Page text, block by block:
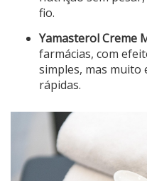
fio.
Yamasterol Creme
farmácias, com
simples, mas muito
rápidas.